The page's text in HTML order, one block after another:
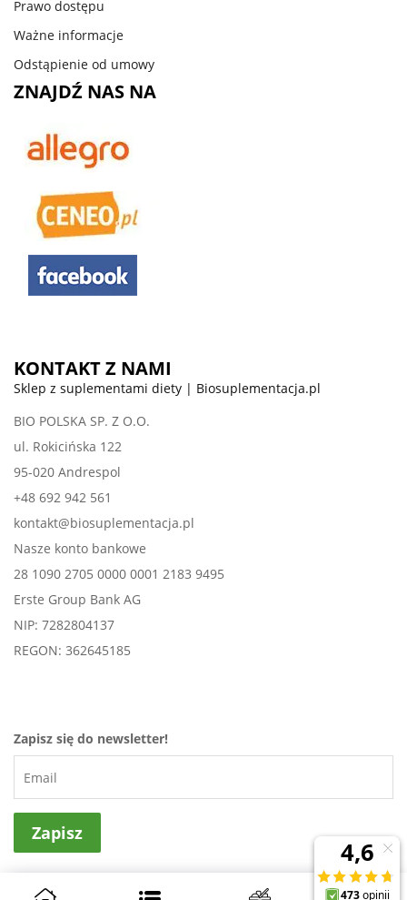
Prawo dostępu
Ważne informacje
Odstąpienie od umowy
ZNAJDŹ NAS NA
KONTAKT Z NAMI
Sklep z suplementami diety | Biosuplementacja.pl
BIO POLSKA SP. Z O.O.
ul. Rokicińska 122
95-020 Andrespol
+48 692 942 561
kontakt@biosuplementacja.pl
Nasze konto bankowe
28 1090 2705 0000 0001 2183 9495
Erste Group Bank AG
NIP: 7282804137
REGON: 362645185
Zapisz się do newsletter!